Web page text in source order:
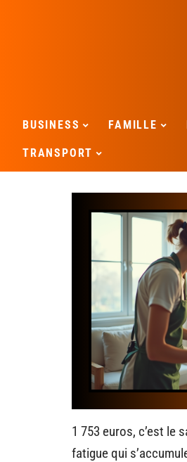
BUSINESS FAMILLE
TRANSPORT
1 753 euros, c’est le
fatigue qui